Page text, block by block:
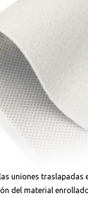
uniones traslapadas
del material